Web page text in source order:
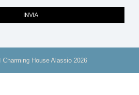
INVIA
House Alassio 2026